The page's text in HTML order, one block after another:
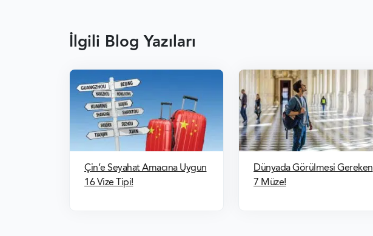
İlgili Blog Yazıları
Çin’e Seyahat Amacına Uygun
16 Vize Tipi!
Dünyada Görülmesi Gereken
7 Müze!